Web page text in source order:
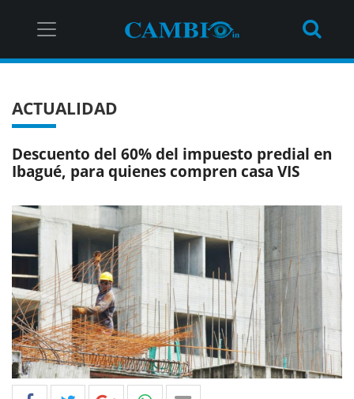
ACTUALIDAD
Descuento del 60% del impuesto predial en
Ibagué, para quienes compren casa VIS